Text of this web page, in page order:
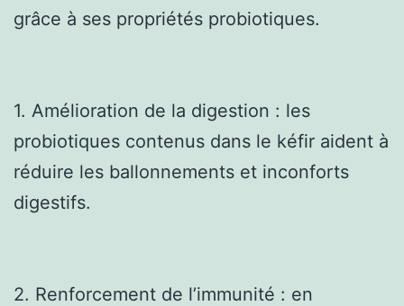
grâce à ses propriétés probiotiques.
1. Amélioration de la digestion : les
probiotiques contenus dans le kéfir aident à
réduire les ballonnements et inconforts
digestifs.
2. Renforcement de l’immunité : en